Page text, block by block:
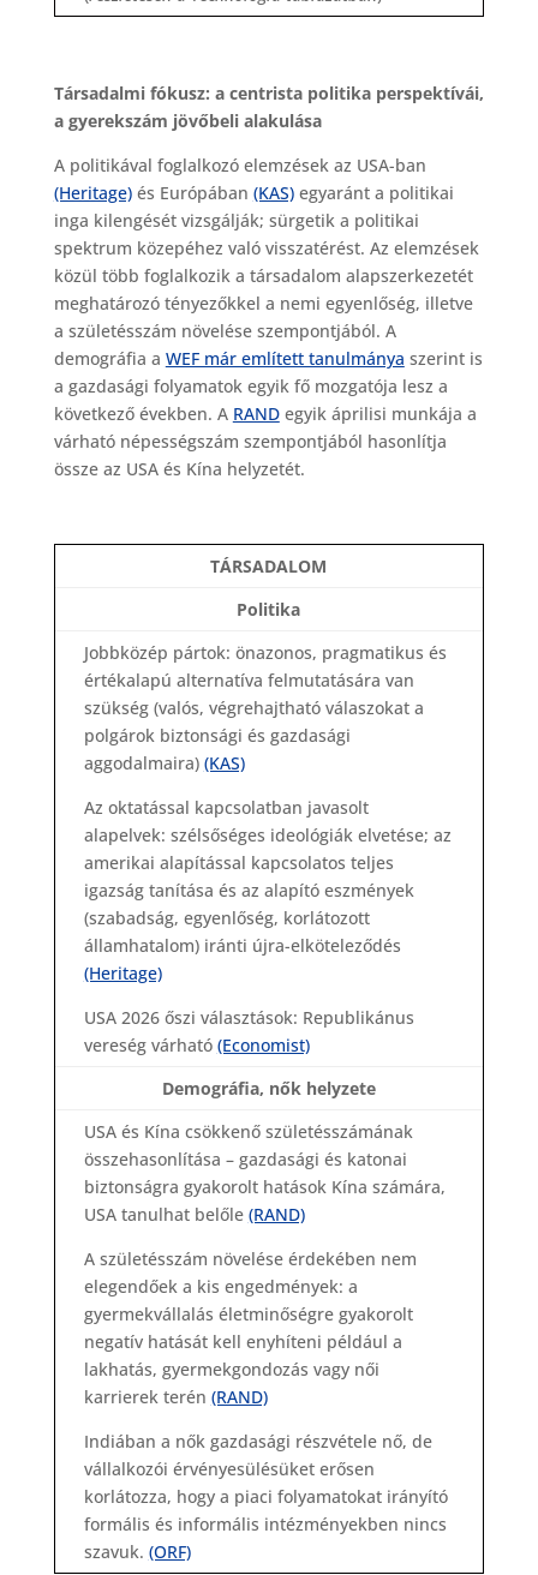
Társadalmi fókusz: a centrista politika perspektívái,
a gyerekszám jövőbeli alakulása
A politikával foglalkozó elemzések az USA-ban
(Heritage)és Európában (KAS)egyaránt a politikai
inga kilengését vizsgálják; sürgetik a politikai
spektrum közepéhez való visszatérést. Az elemzések
közül több foglalkozik a társadalom alapszerkezetét
meghatározó tényezőkkel a nemi egyenlőség, illetve
a születésszám növelése szempontjából. A
demográfia a WEF már említett tanulmánya szerint is
a gazdasági folyamatok egyik fő mozgatója lesz a
következő években. A RANDegyik áprilisi munkája a
várható népességszám szempontjából hasonlítja
össze az USA és Kína helyzetét.
TÁRSADALOM
Politika
Jobbközép pártok: önazonos, pragmatikus és
értékalapú alternatíva felmutatására van
szükség (valós, végrehajtható válaszokat a
polgárok biztonsági és gazdasági
aggodalmaira) (KAS)
Az oktatással kapcsolatban javasolt
alapelvek: szélsőséges ideológiák elvetése; az
amerikai alapítással kapcsolatos teljes
igazság tanítása és az alapító eszmények
(szabadság, egyenlőség, korlátozott
államhatalom) iránti újra-elköteleződés
(Heritage)
USA 2026 őszi választások: Republikánus
vereség várható (Economist)
Demográfia, nők helyzete
USA és Kína csökkenő születésszámának
összehasonlítása – gazdasági és katonai
biztonságra gyakorolt hatások Kína számára,
USA tanulhat belőle (RAND)
A születésszám növelése érdekében nem
elegendőek a kis engedmények: a
gyermekvállalás életminőségre gyakorolt
negatív hatását kell enyhíteni például a
lakhatás, gyermekgondozás vagy női
karrierek terén (RAND)
Indiában a nők gazdasági részvétele nő, de
vállalkozói érvényesülésüket erősen
korlátozza, hogy a piaci folyamatokat irányító
formális és informális intézményekben nincs
szavuk. (ORF)